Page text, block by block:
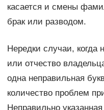
касается и смены
брак или разводом.
Нередки случаи, когда
или отчество
одна неправильная
количество проблем
Неправильно